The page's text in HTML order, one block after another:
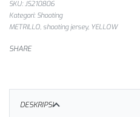
SKU:JS210806
Kategori: Shooting
METRILLO, shooting jersey, YELLOW
SHARE
DESKRIPSI